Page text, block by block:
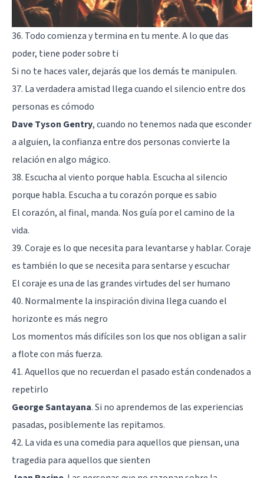
36. Todo comienza y termina en tu mente. A lo que das
poder, tiene poder sobre ti
Si no te haces valer, dejarás que los demás te manipulen.
37. La verdadera amistad llega cuando el silencio entre dos
personas es cómodo
Dave Tyson Gentry, cuando no tenemos nada que esconder
a alguien, la confianza entre dos personas convierte la
relación en algo mágico.
38. Escucha al viento porque habla. Escucha al silencio
porque habla. Escucha a tu corazón porque es sabio
El corazón, al final, manda. Nos guía por el camino de la
vida.
39. Coraje es lo que necesita para levantarse y hablar. Coraje
es también lo que se necesita para sentarse y escuchar
El coraje es una de las grandes virtudes del ser humano
40. Normalmente la inspiración divina llega cuando el
horizonte es más negro
Los momentos más difíciles son los que nos obligan a salir
a flote con más fuerza.
41. Aquellos que no recuerdan el pasado están condenados a
repetirlo
George Santayana. Si no aprendemos de las experiencias
pasadas, posiblemente las repitamos.
42. La vida es una comedia para aquellos que piensan, una
tragedia para aquellos que sienten